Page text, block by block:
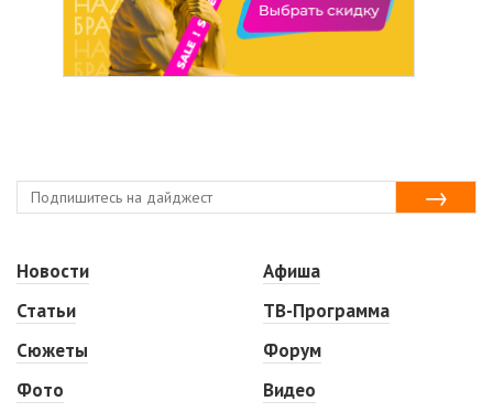
Новости
Статьи
Сюжеты
Фото
Афиша
ТВ-Программа
Форум
Видео